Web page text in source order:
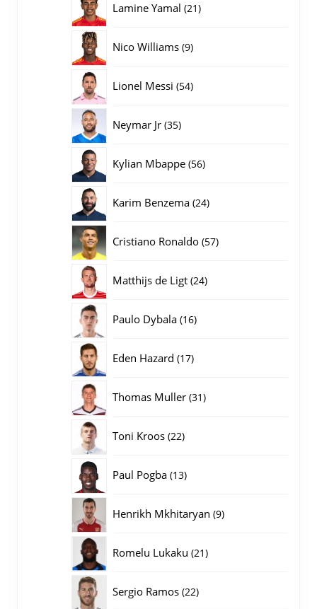
Lamine Yamal 2121
Nico Williams 99
Lionel Messi 5454
Neymar Jr 3535
Kylian Mbappe 5656
Karim Benzema 2424
Cristiano Ronaldo 5757
Matthijs de Ligt 2424
Paulo Dybala 1616
Eden Hazard 1717
Thomas Muller 3131
Toni Kroos 2222
Paul Pogba 1313
Henrikh Mkhitaryan 99
Romelu Lukaku 2121
Sergio Ramos 2222